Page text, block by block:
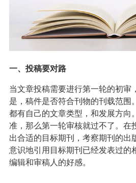
一、投稿要对路
当文章投稿需要进行第一轮的初审
是，稿件是否符合刊物的刊载范围
都有自己的文章类型，和发展方向
准，那么第一轮审核就过不了。在
出合适的目标期刊，考察期刊的出
意识地引用目标期刊已经发表过的
编辑和审稿人的好感。